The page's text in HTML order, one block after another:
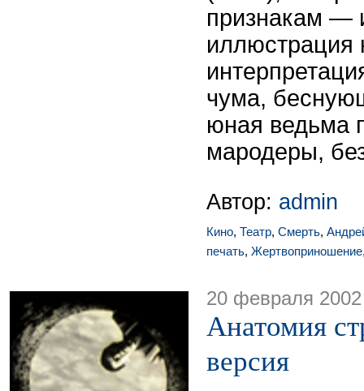
признакам —
иллюстрация
чума,
юная ведьма
мародеры,
Автор: admin
Кино, Театр, Смерть,
печать, Жертвоприношение
20 февраля 2002
Анатомия
версия